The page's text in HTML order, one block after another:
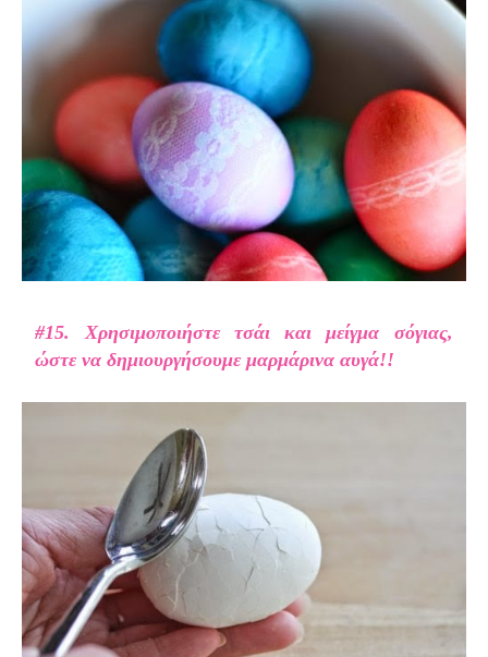
#15. Χρησιμοποιήστε τσάι και μείγμα σόγιας,
ώστε να δημιουργήσουμε μαρμάρινα αυγά!!